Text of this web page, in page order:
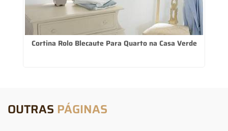
Cortina Rolo Blecaute Para Quarto na Casa Verde
OUTRAS PÁGINAS